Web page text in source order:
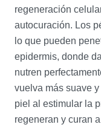
regeneración
autocuración. Los
lo que pueden
epidermis, donde
nutren
vuelva más suave
piel al estimular la
regeneran y curan